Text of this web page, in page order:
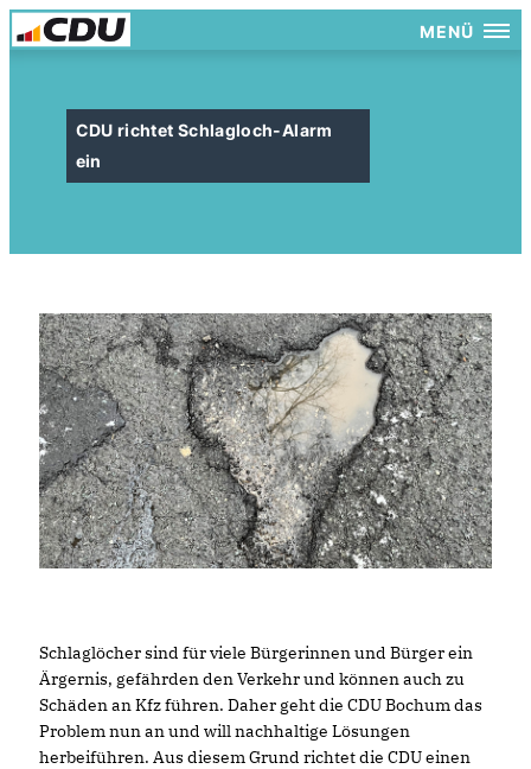
MENÜ
CDU richtet Schlagloch-Alarm
ein
Schlaglöcher sind für viele Bürgerinnen und Bürger ein
Ärgernis, gefährden den Verkehr und können auch zu
Schäden an Kfz führen. Daher geht die CDU Bochum das
Problem nun an und will nachhaltige Lösungen
herbeiführen. Aus diesem Grund richtet die CDU einen